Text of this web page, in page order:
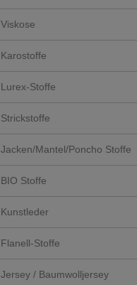
Viskose
Karostoffe
Lurex-Stoffe
Strickstoffe
Jacken/Mantel/Poncho Stoffe
BIO Stoffe
Kunstleder
Flanell-Stoffe
Jersey / Baumwolljersey